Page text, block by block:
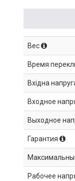
Вес
Время
Вхідна
Входное
Выходное
Гарантия
Рабочее